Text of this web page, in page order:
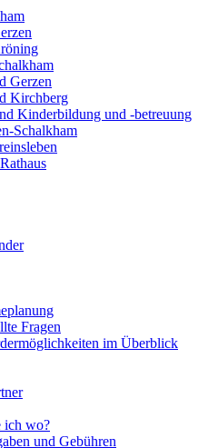
Gerzen
Kirchberg
Kinderbildung und -betreuung
Schalkham
Fragen
im Überblick
ich wo?
und Gebühren